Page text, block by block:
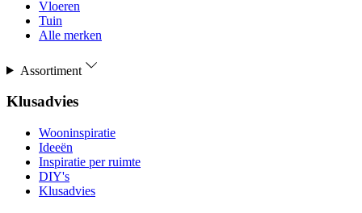
Vloeren
Tuin
Alle merken
Assortiment
Klusadvies
Wooninspiratie
Ideeën
Inspiratie per ruimte
DIY's
Klusadvies